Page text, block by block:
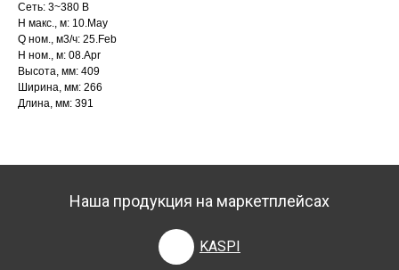
Сеть: 3~380 В
H макс., м: 10.May
Q ном., м3/ч: 25.Feb
H ном., м: 08.Apr
Высота, мм: 409
Ширина, мм: 266
Длина, мм: 391
Наша продукция на маркетплейсах
KASPI